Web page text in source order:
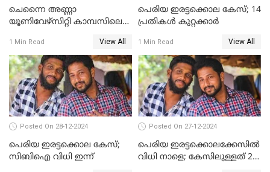
ചെന്നൈ അണ്ണാ
യൂണിവേഴ്‌സിറ്റി കാമ്പസിലെ
കമ്മീഷന്‍ ഇന്ന്
യൂണിവേഴ്‌സിറ്റിയിലെത്തും
1 Min Read View All
പെരിയ ഇരട്ടക്കൊല കേസ്; 14
പ്രതികള്‍ കുറ്റക്കാര്‍
1 Min Read View All
Posted On 28-12-2024
പെരിയ ഇരട്ടക്കൊല കേസ്;
സിബിഐ വിധി ഇന്ന്
Posted On 27-12-2024
പെരിയ ഇരട്ടക്കൊലക്കേസില്‍
വിധി നാളെ; കേസിലുള്ളത് 24